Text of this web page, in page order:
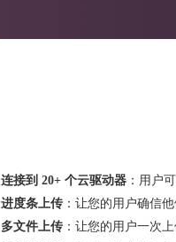
连接到 20+ 个云驱动器 ：用户
进度条上传 ：让您的用户确信
多文件上传 ：让您的用户一次